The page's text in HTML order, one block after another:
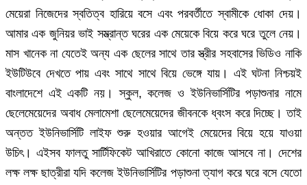
মেয়েরা নিজেদের স্বতিত্ব হারিয়ে বসে এবং পরবর্তীতে স্বামীকে ধোকা দেয়।
আমার এক জুনিয়র ভাই সম্ভ্রান্ত ঘরের এক মেয়েকে বিয়ে করে ঘরে তুলে নেয়।
মাস খানেক না যেতেই অন্য এক ছেলের সাথে তার স্ত্রীর সহবাসের ভিডিও নাকি
ইউটিউবে দেখতে পায় এবং সাথে সাথে বিয়ে ভেঙ্গে যায়। এই ঘটনা নিশ্চয়ই
বাংলাদেশে এই একটি নয়। স্কুল, কলেজ ও ইউনিভার্সিটির পড়াশুনার নামে
ছেলেমেয়েদের অবাধ মেলামেশা ছেলেমেয়েদের জীবনকে ধ্বংস করে দিচ্ছে। তাই
অন্তত ইউনিভার্সিটি লাইফ শুরু হওয়ার আগেই মেয়েদের বিয়ে হয়ে যাওয়া
উচিৎ। এইসব ফালতু সার্টিফিকেট আখিরাতে কোনো কাজে আসবে না। দেশের
লক্ষ লক্ষ ছাত্রীরা যদি কলেজ ইউনিভার্সিটির পড়াশুনা ত্যাগ করে ঘরে বসে যেতো